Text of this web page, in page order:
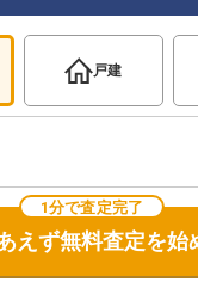
戸建
1分で査定完了
えず無料査定を始